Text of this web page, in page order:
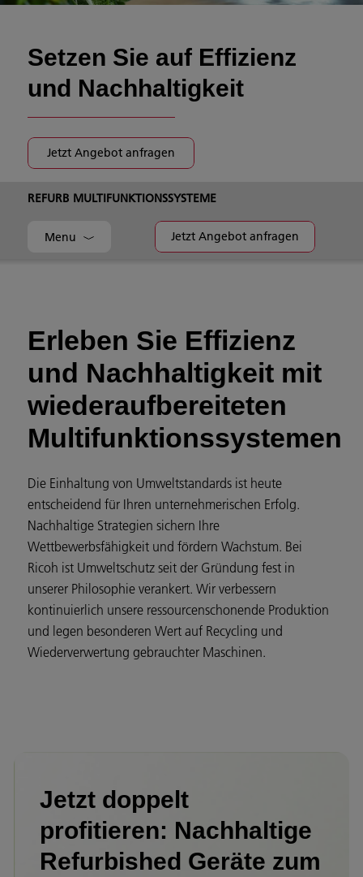
Setzen Sie auf Effizienz
und Nachhaltigkeit
Jetzt Angebot anfragen
REFURB MULTIFUNKTIONSSYSTEME
Menu Jetzt Angebot anfragen
Erleben Sie Effizienz
und Nachhaltigkeit mit
wiederaufbereiteten
Multifunktionssystemen
Die Einhaltung von Umweltstandards ist heute
entscheidend für Ihren unternehmerischen Erfolg.
Nachhaltige Strategien sichern Ihre
Wettbewerbsfähigkeit und fördern Wachstum. Bei
Ricoh ist Umweltschutz seit der Gründung fest in
unserer Philosophie verankert. Wir verbessern
kontinuierlich unsere ressourcenschonende Produktion
und legen besonderen Wert auf Recycling und
Wiederverwertung gebrauchter Maschinen.
Jetzt doppelt
profitieren: Nachhaltige
Refurbished Geräte zum